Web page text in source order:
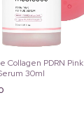
Collagen PDRN Pink
30ml